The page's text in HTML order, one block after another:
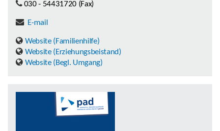
030 - 54431720 (Fax)
E-mail
Website (Familienhilfe)
Website (Erziehungsbeistand)
Website (Begl. Umgang)